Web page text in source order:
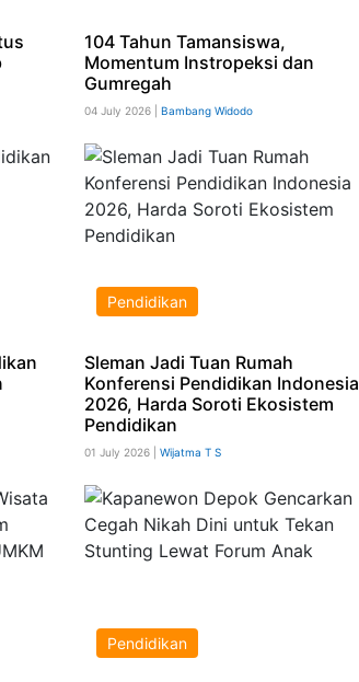
104 Tahun Tamansiswa,
Momentum Instropeksi dan
Gumregah
04 July 2026 | Bambang Widodo
Pendidikan
Sleman Jadi Tuan Rumah
Konferensi Pendidikan Indonesia
2026, Harda Soroti Ekosistem
Pendidikan
01 July 2026 | Wijatma T S
Pendidikan